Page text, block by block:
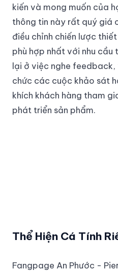
kiến và mong muốn của
thông tin này rất quý giá
điều chỉnh chiến lược
phù hợp nhất với nhu
lại ở việc nghe
chức các cuộc khảo sát
khích khách hàng tham
phát triển sản phẩm.
Thể Hiện Cá Tính
Fangpage An Phước -